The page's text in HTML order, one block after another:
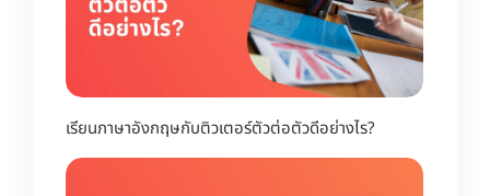
เรียนภาษาอังกฤษกับติวเตอร์ตัวต่อตัวดีอย่างไร?